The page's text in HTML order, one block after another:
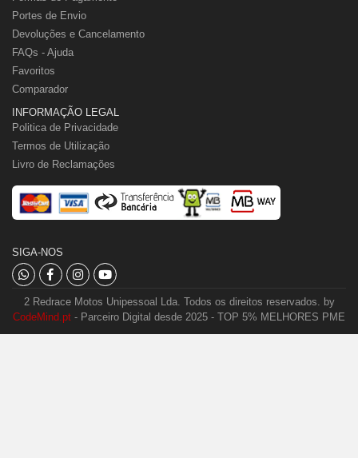
Portes de Envio
Devoluções e Cancelamento
FAQs - Ajuda
Favoritos
Comparador
INFORMAÇÃO LEGAL
Politica de Privacidade
Termos de Utilização
Livro de Reclamações
SIGA-NOS
2 Redrace Motos Unipessoal Lda. Todos os direitos reservados. by
CodeMind.pt - Parceiro Digital desde 2025 - TOP 5% MELHORES PME